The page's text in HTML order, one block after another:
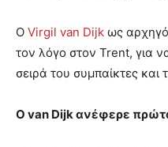
Ο Virgil van Dijk ως
τον λόγο στον Trent, για
σειρά του συμπαίκτες και
Ο van Dijk ανέφερε